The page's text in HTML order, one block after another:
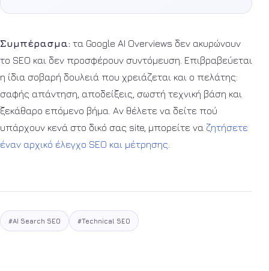
Συμπέρασμα: τα Google AI Overviews δεν ακυρώνουν
το SEO και δεν προσφέρουν συντόμευση. Επιβραβεύεται
η ίδια σοβαρή δουλειά που χρειάζεται και ο πελάτης:
σαφής απάντηση, αποδείξεις, σωστή τεχνική βάση και
ξεκάθαρο επόμενο βήμα. Αν θέλετε να δείτε πού
υπάρχουν κενά στο δικό σας site, μπορείτε να ζητήσετε
έναν αρχικό έλεγχο SEO και μέτρησης
#AI Search SEO #Technical SEO